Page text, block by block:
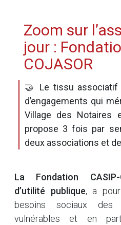
Zoom sur
jour :
COJASOR
🤝 Le tissu associatif
d’engagements qui
Village des Notaires
propose 3 fois par
deux associations et
La Fondation CASIP-
d’utilité publique, a
besoins sociaux
vulnérables et en